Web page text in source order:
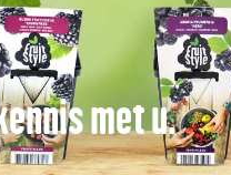
met u.